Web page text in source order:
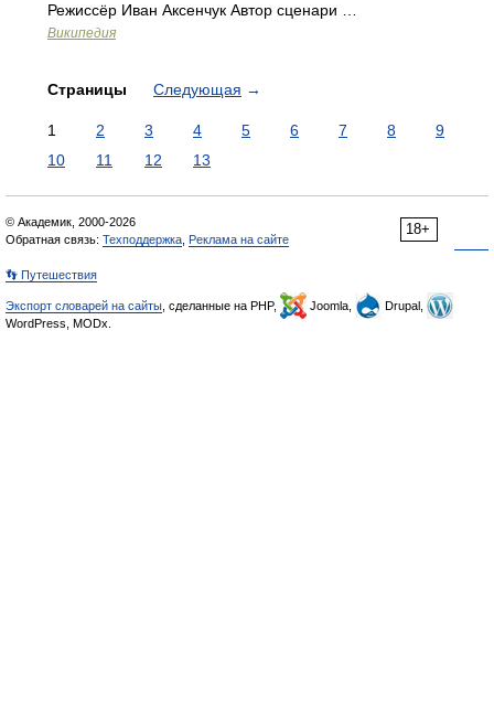
Режиссёр Иван Аксенчук Автор сценари …
Википедия
Страницы Следующая →
1 2 3 4 5 6 7 8
9
10
11 12 13
18+
© Академик, 2000-2026
Обратная связь: Техподдержка Реклама на сайте
👣 Путешествия
Экспорт словарей на сайты , сделанные на PHP, Joomla,
Drupal,
WordPress, MODx.